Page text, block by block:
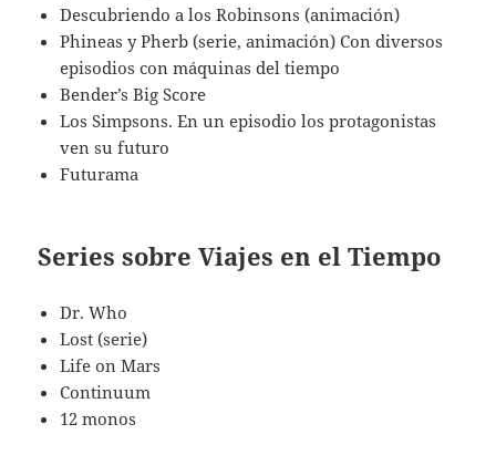
Descubriendo a los Robinsons (animación)
Phineas y Pherb (serie, animación) Con diversos
episodios con máquinas del tiempo
Bender’s Big Score
Los Simpsons. En un episodio los protagonistas
ven su futuro
Futurama
Series sobre Viajes en el Tiempo
Dr. Who
Lost (serie)
Life on Mars
Continuum
12 monos